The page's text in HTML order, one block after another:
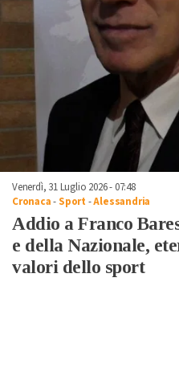
Venerdì, 31 Luglio 2026 - 07:48
Cronaca-Sport -Alessandria
Addio a Franco
e della Nazionale,
valori dello sport